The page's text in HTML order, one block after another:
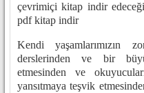
çevrimiçi kitap indir
pdf kitap indir
Kendi yaşamlarımızın
derslerinden ve bir
etmesinden ve
yansıtmaya teşvik